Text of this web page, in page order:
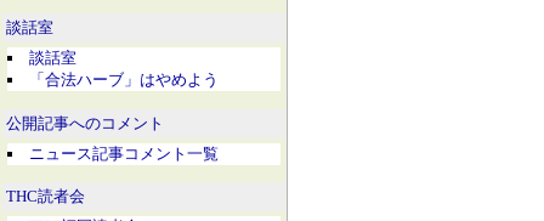
談話室
談話室
「合法ハーブ」はやめよう
公開記事へのコメント
ニュース記事コメント一覧
THC読者会